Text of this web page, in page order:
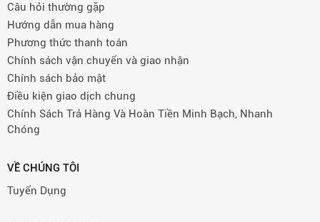
Câu hỏi thường gặp
Hướng dẫn mua hàng
Phương thức thanh toán
Chính sách vận chuyển và giao nhận
Chính sách bảo mật
Điều kiện giao dịch chung
Chính Sách Trả Hàng Và Hoàn Tiền Minh Bạch, Nhanh
Chóng
VỀ CHÚNG TÔI
Tuyển Dụng